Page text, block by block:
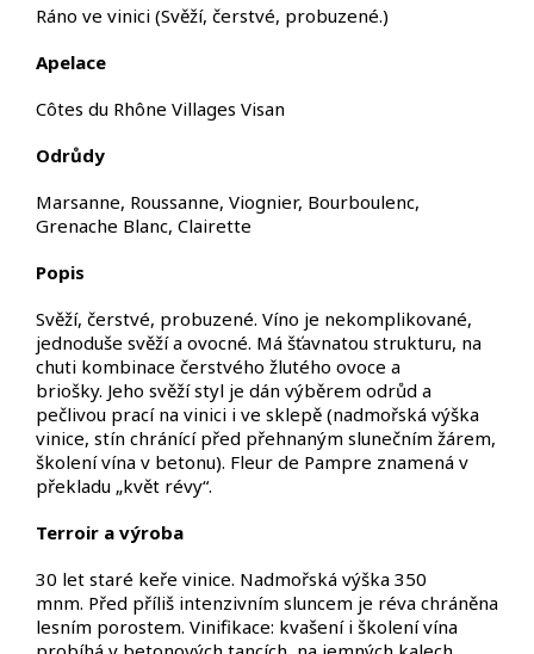
Ráno ve vinici (Svěží, čerstvé, probuzené.)
Apelace
Côtes du Rhône Villages Visan
Odrůdy
Marsanne, Roussanne, Viognier, Bourboulenc,
Grenache Blanc, Clairette
Popis
Svěží, čerstvé, probuzené. Víno je nekomplikované,
jednoduše svěží a ovocné. Má šťavnatou strukturu, na
chuti kombinace čerstvého žlutého ovoce a
briošky. Jeho svěží styl je dán výběrem odrůd a
pečlivou prací na vinici i ve sklepě (nadmořská výška
vinice, stín chránící před přehnaným slunečním žárem,
školení vína v betonu). Fleur de Pampre znamená v
překladu „květ révy“.
Terroir a výroba
30 let staré keře vinice. Nadmořská výška 350
mnm. Před příliš intenzivním sluncem je réva chráněna
lesním porostem. Vinifikace: kvašení i školení vína